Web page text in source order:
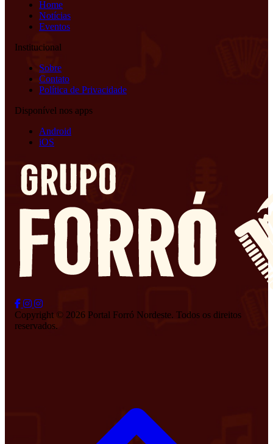
Home
Notícias
Eventos
Institucional
Sobre
Contato
Política de Privacidade
Disponível nos apps
Android
iOS
Copyright © 2026 Portal Forró Nordeste. Todos os direitos
reservados.